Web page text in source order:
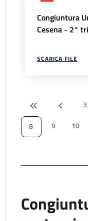
Congiuntura
Cesena - 2°
SCARICA FILE
3
8
9 10